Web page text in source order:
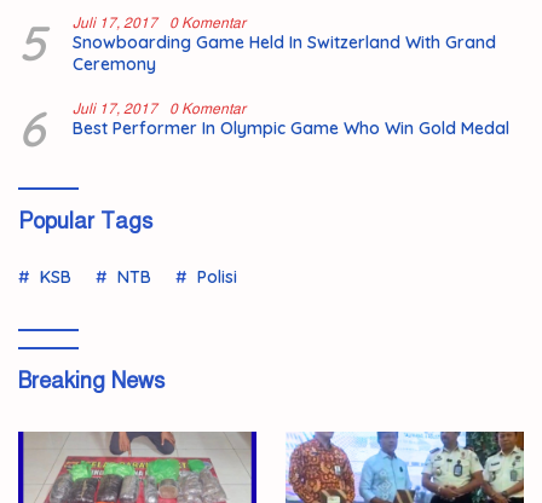
5 Juli 17, 2017 0 Komentar
Snowboarding Game Held In Switzerland With Grand
Ceremony
6 Juli 17, 2017 0 Komentar
Best Performer In Olympic Game Who Win Gold Medal
Popular Tags
KSB NTB Polisi
Breaking News